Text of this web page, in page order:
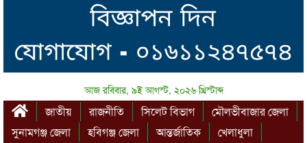
আজ রবিবার, ৯ই আগস্ট, ২০২৬ খ্রিস্টাব্দ
জাতীয় রাজনীতি সিলেট বিভাগ
মৌলভীবাজার জেলা
সুনামগঞ্জ জেলা
হবিগঞ্জ জেলা আন্তর্জাতিক
খেলাধুলা